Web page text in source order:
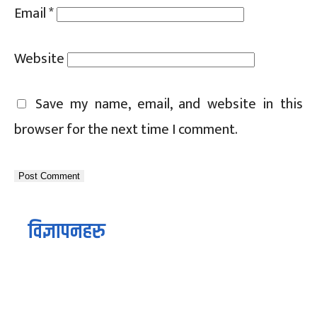
Email*
Website
Save my name, email, and website in this
browser for the next time I comment.
विज्ञापनहरु